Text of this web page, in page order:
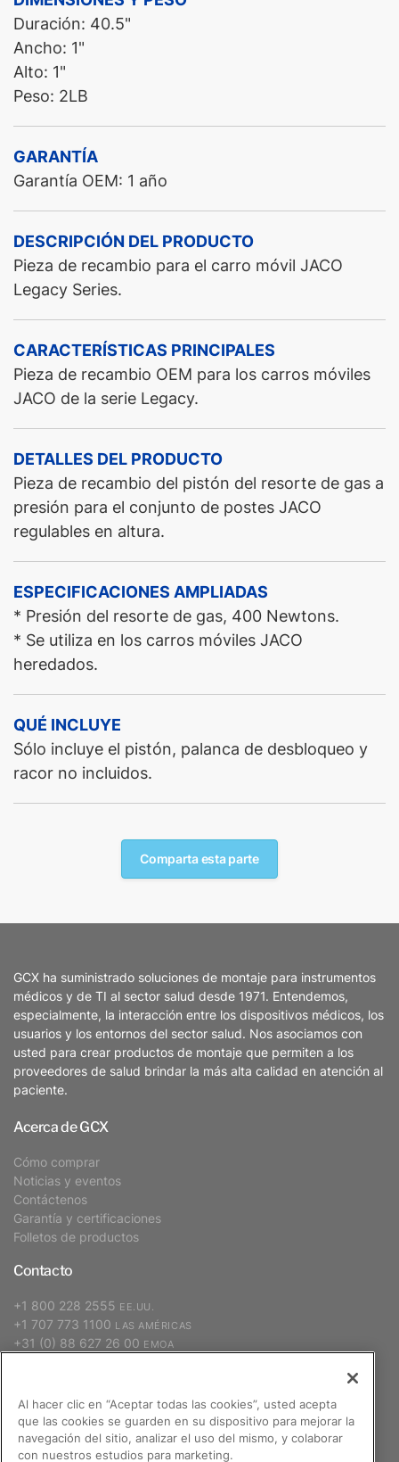
Duración: 40.5"
Ancho: 1"
Alto: 1"
Peso: 2LB
GARANTÍA
Garantía OEM: 1 año
DESCRIPCIÓN DEL PRODUCTO
Pieza de recambio para el carro móvil JACO
Legacy Series.
CARACTERÍSTICAS PRINCIPALES
Pieza de recambio OEM para los carros móviles
JACO de la serie Legacy.
DETALLES DEL PRODUCTO
Pieza de recambio del pistón del resorte de gas a
presión para el conjunto de postes JACO
regulables en altura.
ESPECIFICACIONES AMPLIADAS
* Presión del resorte de gas, 400 Newtons.
* Se utiliza en los carros móviles JACO
heredados.
QUÉ INCLUYE
Sólo incluye el pistón, palanca de desbloqueo y
racor no incluidos.
Comparta esta parte
GCX ha suministrado soluciones de montaje para instrumentos
médicos y de TI al sector salud desde 1971. Entendemos,
especialmente, la interacción entre los dispositivos médicos, los
usuarios y los entornos del sector salud. Nos asociamos con
usted para crear productos de montaje que permiten a los
proveedores de salud brindar la más alta calidad en atención al
paciente.
Acerca de GCX
Cómo comprar
Noticias y eventos
Contáctenos
Garantía y certificaciones
Folletos de productos
Contacto
+1 800 228 2555 EE.UU.
+1 707 773 1100 LAS AMÉRICAS
+31 (0) 88 627 26 00 EMOA
Suscribirse
Al hacer clic en “Aceptar todas las cookies”, usted acepta
que las cookies se guarden en su dispositivo para mejorar la
navegación del sitio, analizar el uso del mismo, y colaborar
con nuestros estudios para marketing.